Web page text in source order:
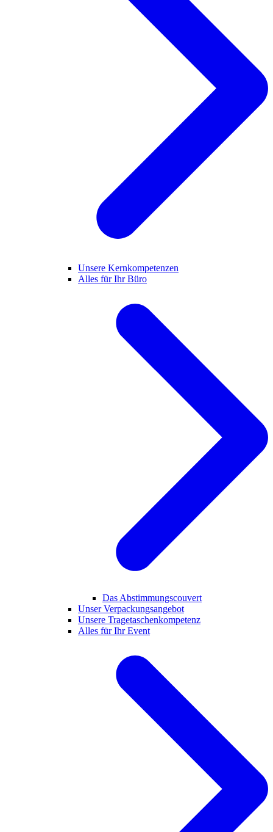
Unsere Kernkompetenzen
Alles für Ihr Büro
Das Abstimmungscouvert
Unser Verpackungsangebot
Unsere Tragetaschenkompetenz
Alles für Ihr Event